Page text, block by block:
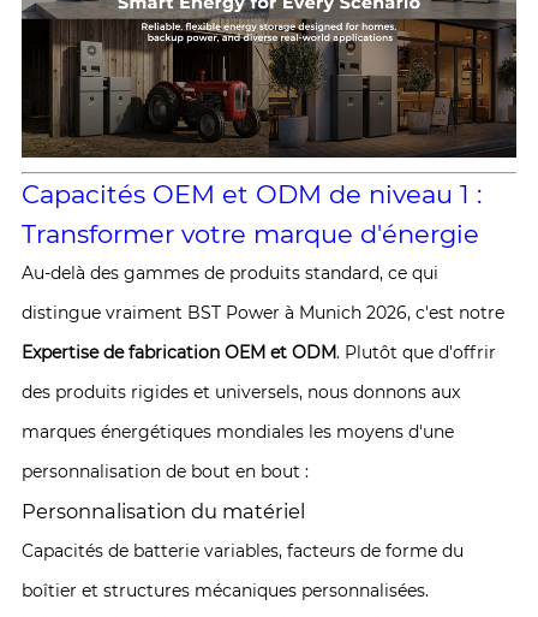
Capacités OEM et ODM de niveau 1 :
Transformer votre marque d'énergie
Au-delà des gammes de produits standard, ce qui
distingue vraiment BST Power à Munich 2026, c'est notre
Expertise de fabrication OEM et ODM. Plutôt que d'offrir
des produits rigides et universels, nous donnons aux
marques énergétiques mondiales les moyens d'une
personnalisation de bout en bout :
Personnalisation du matériel
Capacités de batterie variables, facteurs de forme du
boîtier et structures mécaniques personnalisées.